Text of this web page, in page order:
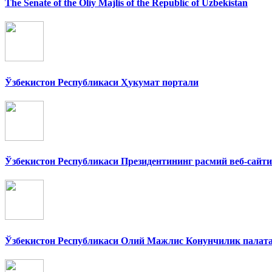
The Senate of the Oliy Majlis of the Republic of Uzbekistan
Ўзбекистон Республикаси Ҳукумат портали
Ўзбекистон Республикаси Президентининг расмий веб-сайти
Ўзбекистон Республикаси Олий Мажлис Конунчилик